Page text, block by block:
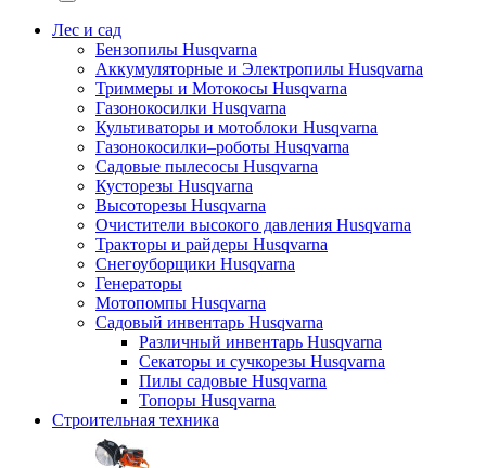
Лес и сад
Бензопилы Husqvarna
Аккумуляторные и Электропилы Нusqvarna
Триммеры и Мотокосы Нusqvarna
Газонокосилки Husqvarna
Культиваторы и мотоблоки Husqvarna
Газонокосилки–роботы Husqvarna
Садовые пылесосы Husqvarna
Кусторезы Husqvarna
Высоторезы Husqvarna
Очистители высокого давления Husqvarna
Тракторы и райдеры Husqvarna
Снегоуборщики Husqvarna
Генераторы
Мотопомпы Husqvarna
Садовый инвентарь Husqvarna
Различный инвентарь Husqvarna
Секаторы и сучкорезы Husqvarna
Пилы садовые Husqvarna
Топоры Husqvarna
Строительная техника